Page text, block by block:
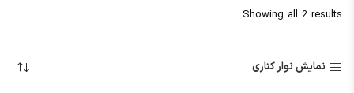
Showing all 2 results
نمایش نوار کناری